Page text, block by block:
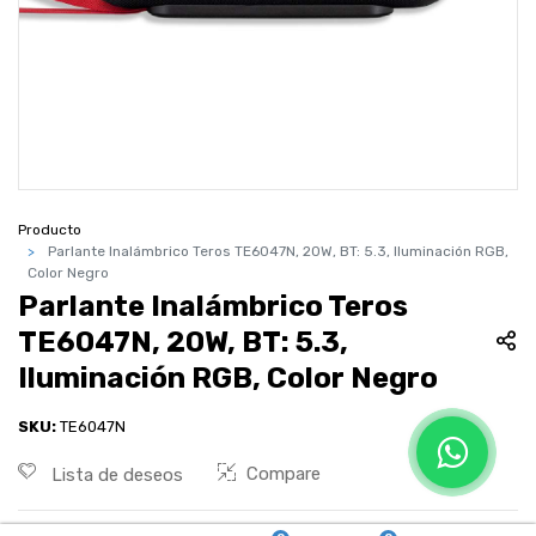
Producto
Parlante Inalámbrico Teros TE6047N, 20W, BT: 5.3, Iluminación RGB,
Color Negro
Parlante Inalámbrico Teros
TE6047N, 20W, BT: 5.3,
Iluminación RGB, Color Negro
SKU: TE6047N
Lista de deseos Compare